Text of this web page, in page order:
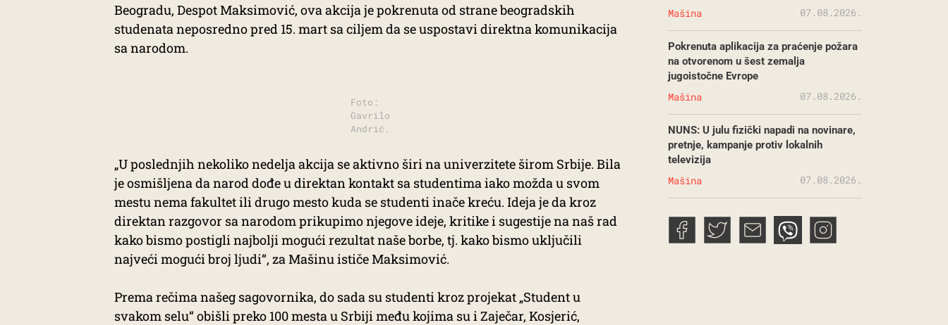
Beogradu, Despot Maksimović, ova akcija je pokrenuta od strane beogradskih
studenata neposredno pred 15. mart sa ciljem da se uspostavi direktna komunikacija
sa narodom.
Foto:
Gavrilo
Andrić.
„U poslednjih nekoliko nedelja akcija se aktivno širi na univerzitete širom Srbije. Bila
je osmišljena da narod dođe u direktan kontakt sa studentima iako možda u svom
mestu nema fakultet ili drugo mesto kuda se studenti inače kreću. Ideja je da kroz
direktan razgovor sa narodom prikupimo njegove ideje, kritike i sugestije na naš rad
kako bismo postigli najbolji mogući rezultat naše borbe, tj. kako bismo uključili
najveći mogući broj ljudi“, za Mašinu ističe Maksimović.
Prema rečima našeg sagovornika, do sada su studenti kroz projekat „Student u
svakom selu“ obišli preko 100 mesta u Srbiji među kojima su i Zaječar, Kosjerić,
Mašina 07.08.2026.
Pokrenuta aplikacija za praćenje požara
na otvorenom u šest zemalja
jugoistočne Evrope
Mašina 07.08.2026.
NUNS: U julu fizički napadi na novinare,
pretnje, kampanje protiv lokalnih
televizija
Mašina 07.08.2026.